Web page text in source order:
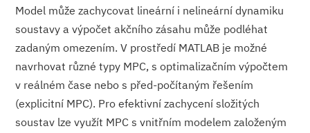
Model může zachycovat lineární i nelineární dynamiku
soustavy a výpočet akčního zásahu může podléhat
zadaným omezením. V prostředí MATLAB je možné
navrhovat různé typy MPC, s optimalizačním výpočtem
v reálném čase nebo s před-počítaným řešením
(explicitní MPC). Pro efektivní zachycení složitých
soustav lze využít MPC s vnitřním modelem založeným